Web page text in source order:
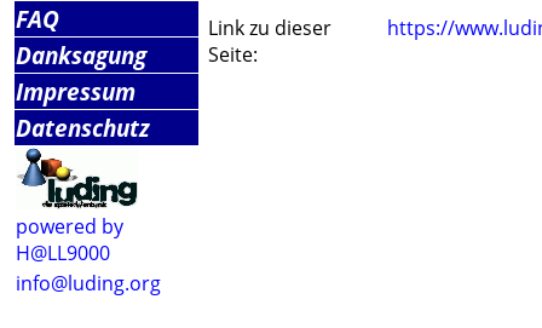
FAQ
Danksagung
Impressum
Datenschutz
powered by
H@LL9000
info@luding.org
Link zu dieser
Seite:
https://